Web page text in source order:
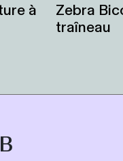
à
Zebra
traîneau